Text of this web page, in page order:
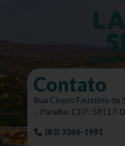
Contato
Rua Cícero Faustino da
– Paraíba. CEP: 58117-
(83) 3366-1991